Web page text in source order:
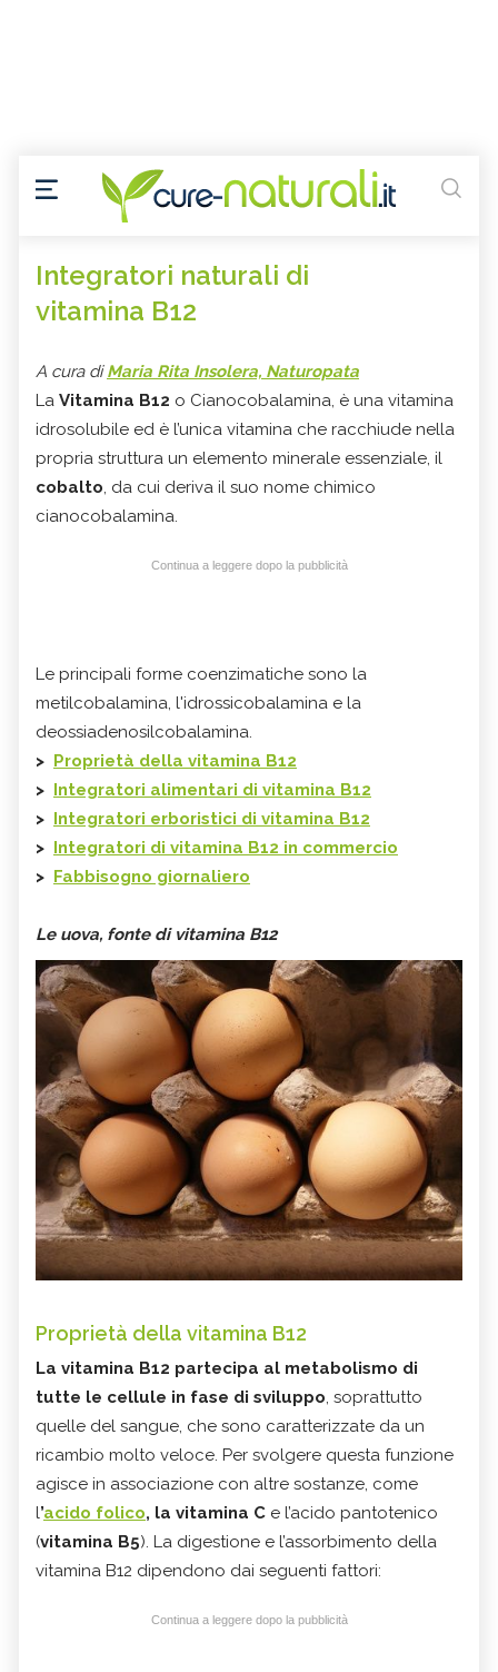
Integratori naturali di
vitamina B12
A cura diMaria Rita Insolera, Naturopata
La Vitamina B12 o Cianocobalamina, è una vitamina
idrosolubile ed è l’unica vitamina che racchiude nella
propria struttura un elemento minerale essenziale, il
cobalto, da cui deriva il suo nome chimico
cianocobalamina.
Continua a leggere dopo la pubblicità
Le principali forme coenzimatiche sono la
metilcobalamina, l'idrossicobalamina e la
deossiadenosilcobalamina.
> Proprietà della vitamina B12
> Integratori alimentari di vitamina B12
> Integratori erboristici di vitamina B12
> Integratori di vitamina B12 in commercio
> Fabbisogno giornaliero
Le uova, fonte di vitamina B12
Proprietà della vitamina B12
La vitamina B12 partecipa al metabolismo di
tutte le cellule in fase di sviluppo, soprattutto
quelle del sangue, che sono caratterizzate da un
ricambio molto veloce. Per svolgere questa funzione
agisce in associazione con altre sostanze, come
l’acido folico, la vitamina C e l’acido pantotenico
(vitamina B5). La digestione e l’assorbimento della
vitamina B12 dipendono dai seguenti fattori:
Continua a leggere dopo la pubblicità